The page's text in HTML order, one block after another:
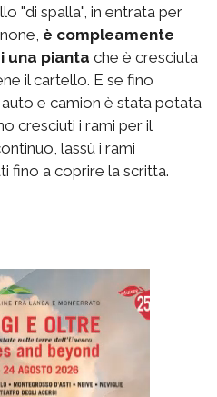
"di spalla", in entrata per
è compleamente
una pianta che è cresciuta
il cartello. E se fino
e camion è stata potata
cresciuti i rami per il
lassù i rami
fino a coprire la scritta.